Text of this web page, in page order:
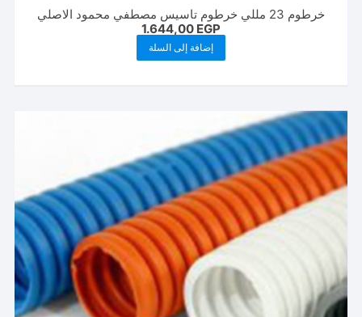
خرطوم 23 مللي خرطوم تاسيس مصطفي محمود الاصلي
1.644,00 EGP
إضافة إلى السلة